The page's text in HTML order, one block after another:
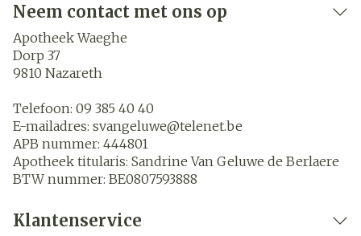
Neem contact met ons op
Apotheek Waeghe
Dorp 37
9810 Nazareth
Telefoon: 09 385 40 40
E-mailadres: svangeluwe@telenet.be
APB nummer: 444801
Apotheek titularis: Sandrine Van Geluwe de Berlaere
BTW nummer: BE0807593888
Klantenservice